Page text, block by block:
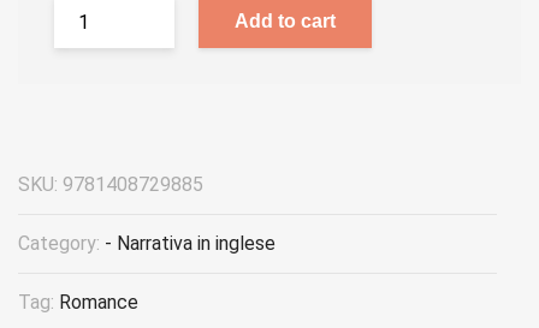
Add to cart
SKU: 9781408729885
Category: - Narrativa in inglese
Tag: Romance